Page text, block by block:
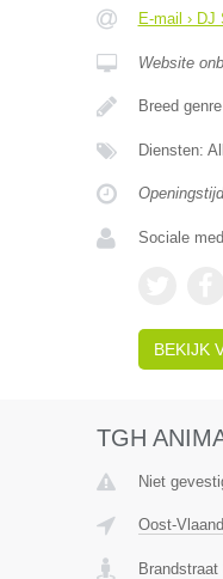
E-mail › DJ
Website
Breed
Diensten:
Sociale
BEKIJK
TGH
Niet
Oost-
Brandstraat